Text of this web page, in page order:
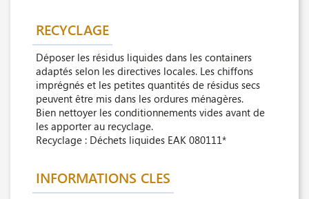
RECYCLAGE
Déposer les résidus liquides dans les containers
adaptés selon les directives locales. Les chiffons
imprégnés et les petites quantités de résidus secs
peuvent être mis dans les ordures ménagères.
Bien nettoyer les conditionnements vides avant de
les apporter au recyclage.
Recyclage : Déchets liquides EAK 080111*
INFORMATIONS CLES